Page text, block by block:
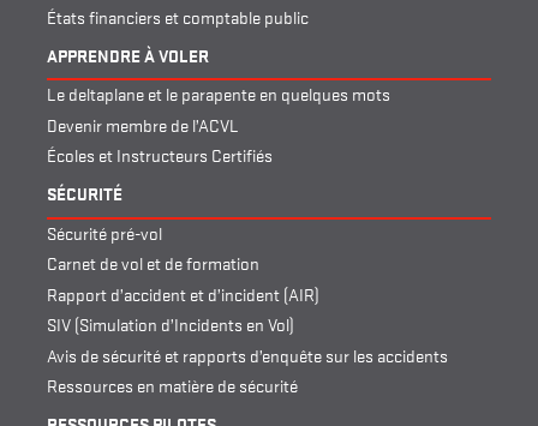
États financiers et comptable public
APPRENDRE À VOLER
Le deltaplane et le parapente en quelques mots
Devenir membre de l’ACVL
Écoles et Instructeurs Certifiés
SÉCURITÉ
Sécurité pré-vol
Carnet de vol et de formation
Rapport d’accident et d’incident (AIR)
SIV (Simulation d’Incidents en Vol)
Avis de sécurité et rapports d’enquête sur les accidents
Ressources en matière de sécurité